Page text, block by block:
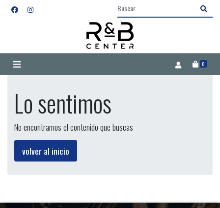
0
Lo sentimos
No encontramos el contenido que buscas
volver al inicio